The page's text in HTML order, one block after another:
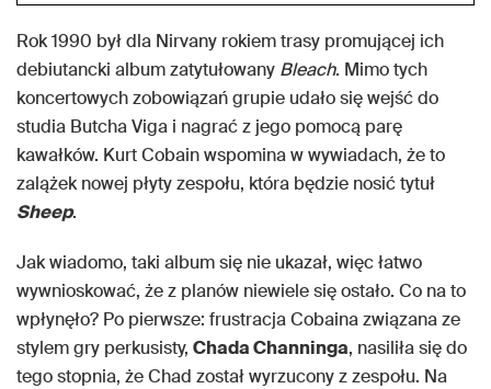
Rok 1990 był dla Nirvany rokiem trasy promującej ich
debiutancki album zatytułowany Bleach. Mimo tych
koncertowych zobowiązań grupie udało się wejść do
studia Butcha Viga i nagrać z jego pomocą parę
kawałków. Kurt Cobain wspomina w wywiadach, że to
zalążek nowej płyty zespołu, która będzie nosić tytuł
Sheep.
Jak wiadomo, taki album się nie ukazał, więc łatwo
wywnioskować, że z planów niewiele się ostało. Co na to
wpłynęło? Po pierwsze: frustracja Cobaina związana ze
stylem gry perkusisty, Chada Channinga, nasiliła się do
tego stopnia, że Chad został wyrzucony z zespołu. Na